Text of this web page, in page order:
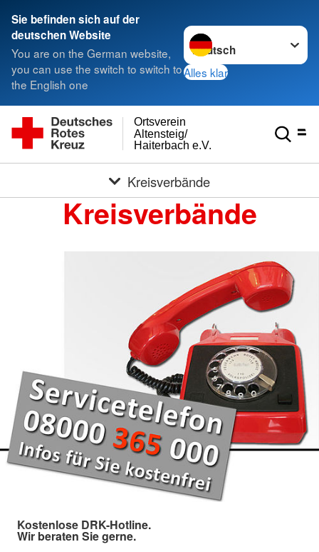
Sie befinden sich auf der
deutschen Website
You are on the German website,
you can use the switch to switch to
the English one
Sprache wechseln zu
Alles klar
Haiterbach e.V.
Altensteig/
Ortsverein
Kreisverbände
Kreisverbände
Kostenlose DRK-Hotline.
Wir beraten Sie gerne.